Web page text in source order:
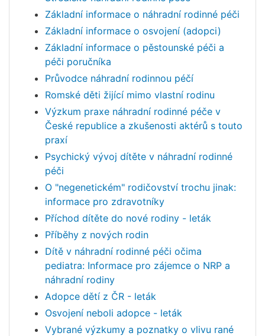
Základní informace o náhradní rodinné péči
Základní informace o osvojení (adopci)
Základní informace o pěstounské péči a
péči poručníka
Průvodce náhradní rodinnou péčí
Romské děti žijící mimo vlastní rodinu
Výzkum praxe náhradní rodinné péče v
České republice a zkušenosti aktérů s touto
praxí
Psychický vývoj dítěte v náhradní rodinné
péči
O "negenetickém" rodičovství trochu jinak:
informace pro zdravotníky
Příchod dítěte do nové rodiny - leták
Příběhy z nových rodin
Dítě v náhradní rodinné péči očima
pediatra: Informace pro zájemce o NRP a
náhradní rodiny
Adopce dětí z ČR - leták
Osvojení neboli adopce - leták
Vybrané výzkumy a poznatky o vlivu rané